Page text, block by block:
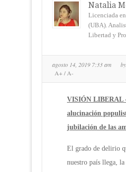
Natalia
Licenciada
(UBA).
Libertad y
agosto 14, 2019 7:33 am
A+/A-
VISIÓN LIBERAL
alucinación
jubilación de las
El grado de delirio
nuestro país llega,